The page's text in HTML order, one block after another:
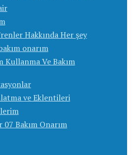
Hakkında Her şey
onarım
Kullanma Ve Bakım
ve Eklentileri
Bakım Onarım